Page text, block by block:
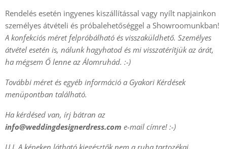
Rendelés esetén ingyenes kiszállítással vagy nyílt napjainkon
személyes átvételi és próbalehetőséggel a Showroomunkban!
A konfekciós méret felpróbálható és visszaküldhető. Személyes
átvétel esetén is, nálunk hagyhatod és mi visszatérítjük az árát,
ha mégsem Ő lenne az Álomruhád. :-)
További méret és egyéb információ a Gyakori Kérdések
menüpontban található.
Ha kérdésed van, írj bátran az
info@weddingdesignerdress.com e-mail címre! :-)
U.I. A képeken látható kiegésztők nem a ruha tartozékai.